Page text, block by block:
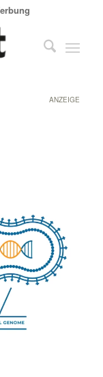
ANZEIGE